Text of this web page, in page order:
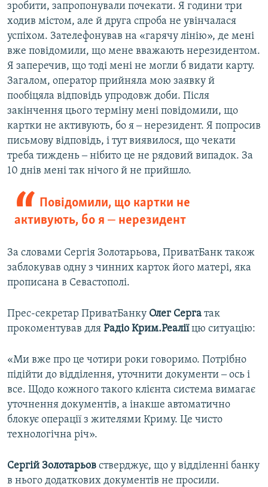
зробити, запропонували почекати. Я години три
ходив містом, але й друга спроба не увінчалася
успіхом. Зателефонував на «гарячу лінію», де мені
вже повідомили, що мене вважають нерезидентом.
Я заперечив, що тоді мені не могли б видати карту.
Загалом, оператор прийняла мою заявку й
пообіцяла відповідь упродовж доби. Після
закінчення цього терміну мені повідомили, що
картки не активують, бо я ‒ нерезидент. Я попросив
письмову відповідь, і тут виявилося, що чекати
треба тиждень ‒ нібито це не рядовий випадок. За
10 днів мені так нічого й не прийшло.
Повідомили, що картки не
активують, бо я ‒ нерезидент
За словами Сергія Золотарьова, ПриватБанк також
заблокував одну з чинних карток його матері, яка
прописана в Севастополі.
Прес-секретар ПриватБанку Олег Серга так
прокоментував для Радіо Крим.Реаліїцю ситуацію:
«Ми вже про це чотири роки говоримо. Потрібно
підійти до відділення, уточнити документи ‒ ось і
все. Щодо кожного такого клієнта система вимагає
уточнення документів, а інакше автоматично
блокує операції з жителями Криму. Це чисто
технологічна річ».
Сергій Золотарьов стверджує, що у відділенні банку
в нього додаткових документів не просили.